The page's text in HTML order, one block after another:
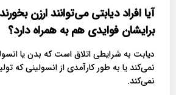
آیا افراد دیابتی می‌توانند ارزن
برایشان فوایدی هم به همراه دارد؟
دیابت به شرایطی اتلاق است که بدن یا
نمی‌کند یا به طور کارآمدی از انسولینی که
نمی‌کند.